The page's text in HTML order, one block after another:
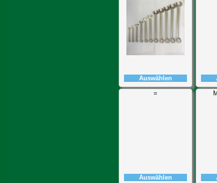
Auswählen
=
Auswählen